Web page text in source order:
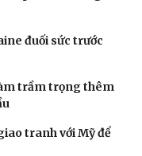
đuối sức trước
trầm trọng thêm
tranh với Mỹ để